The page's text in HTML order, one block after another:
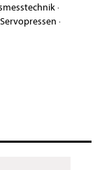
·
Servopressen ·